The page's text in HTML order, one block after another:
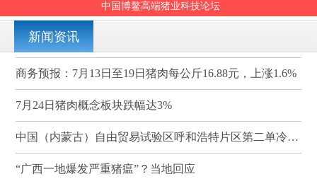
中国博鳌高端猪业科技论坛
新闻资讯
商务预报：7月13日至19日猪肉每公斤16.88元，上涨1.6%
7月24日猪肉概念板块跌幅达3%
中国（内蒙古）自由贸易试验区呼和浩特片区第二单冷冻猪肉发往蒙古国
“广西一地爆发严重猪瘟”？当地回应